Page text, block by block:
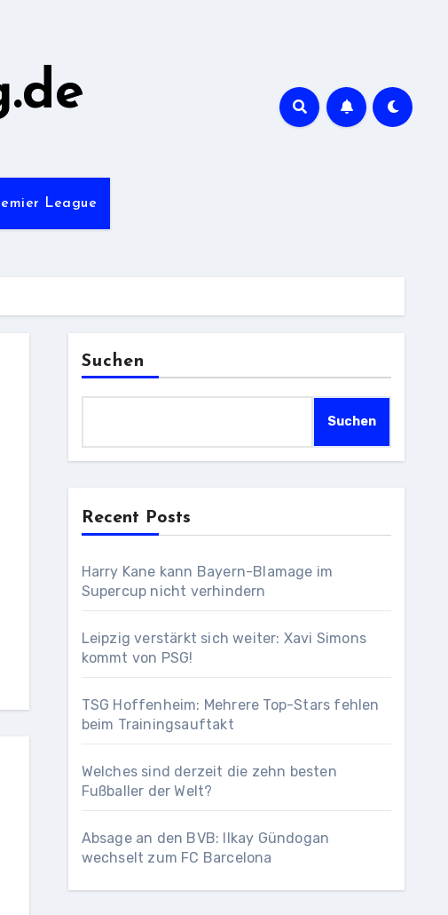
League
Suchen
Suchen
Recent Posts
Harry Kane kann Bayern-Blamage im
Supercup nicht verhindern
Leipzig verstärkt sich weiter: Xavi Simons
kommt von PSG!
TSG Hoffenheim: Mehrere Top-Stars fehlen
beim Trainingsauftakt
Welches sind derzeit die zehn besten
Fußballer der Welt?
Absage an den BVB: Ilkay Gündogan
wechselt zum FC Barcelona